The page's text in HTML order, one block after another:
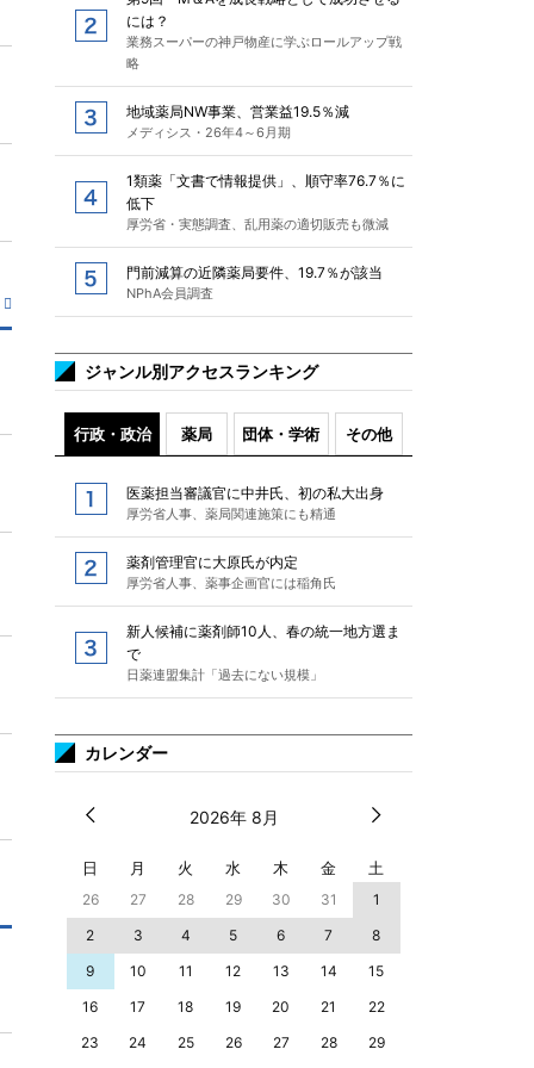
には？
業務スーパーの神戸物産に学ぶロールアップ戦
略
地域薬局NW事業、営業益19.5％減
メディシス・26年4～6月期
1類薬「文書で情報提供」、順守率76.7％に
低下
厚労省・実態調査、乱用薬の適切販売も微減
門前減算の近隣薬局要件、19.7％が該当
NPhA会員調査
ジャンル別アクセスランキング
行政・政治 薬局 団体・学術 その他
医薬担当審議官に中井氏、初の私大出身
厚労省人事、薬局関連施策にも精通
薬剤管理官に大原氏が内定
厚労省人事、薬事企画官には稲角氏
新人候補に薬剤師10人、春の統一地方選ま
で
日薬連盟集計「過去にない規模」
カレンダー
2026年 8月
日 月 火 水 木 金 土
26 27 28 29 30 31
1
2
3 4 5 6 7
8
9
10 11 12 13 14
15
16
17 18 19 20 21
22
23
24 25 26 27 28 29